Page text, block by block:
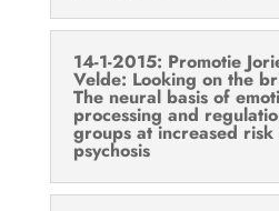
14-1-2015: Promotie
Velde: Looking on the
The neural basis of
processing and
groups at increased
psychosis